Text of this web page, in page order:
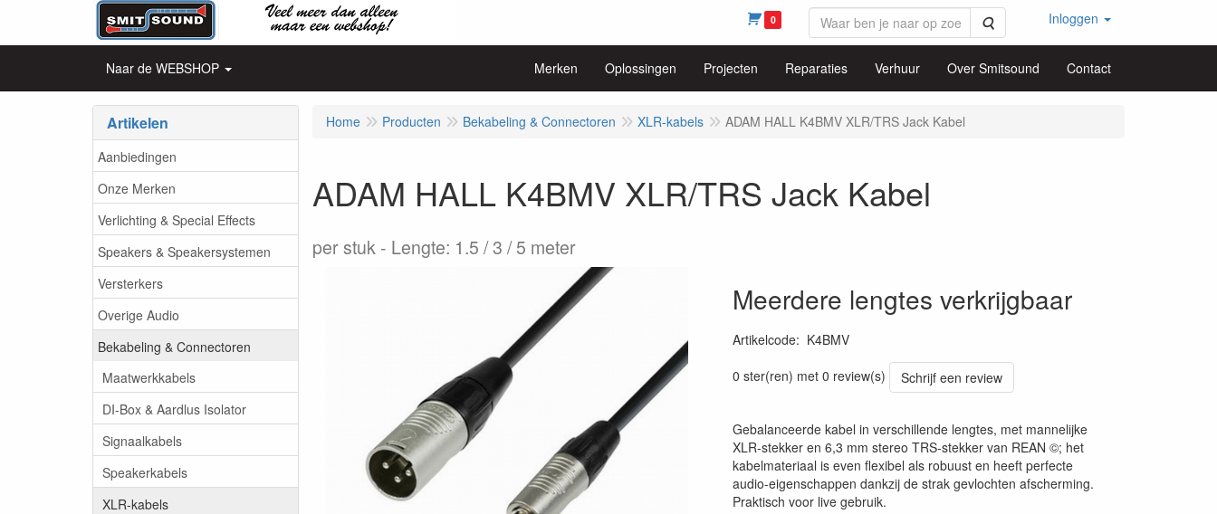
0 Zoeken Inloggen
Naar de WEBSHOP Merken Oplossingen Projecten Reparaties Verhuur Over Smitsound Contact
Artikelen
Aanbiedingen
Onze Merken
Verlichting & Special Effects
Speakers & Speakersystemen
Versterkers
Overige Audio
Bekabeling & Connectoren
Maatwerkkabels
DI-Box & Aardlus Isolator
Signaalkabels
Speakerkabels
XLR-kabels
Home Producten Bekabeling & Connectoren XLR-kabels ADAM HALL K4BMV XLR/TRS Jack Kabel
ADAM HALL K4BMV XLR/TRS Jack Kabel
per stuk Lengte: 1.5 / 3 / 5 meter
Meerdere lengtes verkrijgbaar
Artikelcode: K4BMV
0 ster(ren) met 0 review(s)
Schrijf een review
Gebalanceerde kabel in verschillende lengtes, met mannelijke
XLR-stekker en 6,3 mm stereo TRS-stekker van REAN ©; het
kabelmateriaal is even flexibel als robuust en heeft perfecte
audio-eigenschappen dankzij de strak gevlochten afscherming.
Praktisch voor live gebruik.